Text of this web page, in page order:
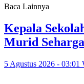
Baca Lainnya
Kepala
Murid
5 Agustus 2026 - 03:01